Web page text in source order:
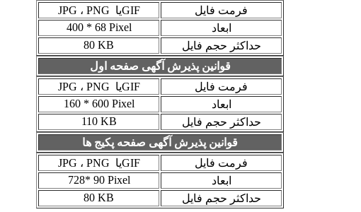
JPG ، PNG یاGIF
فرمت فایل
400 * 68 Pixel
ابعاد
80 KB
حداکثر حجم فایل
قوانین پذیرش آگهی صفحه اول
JPG ، PNG یاGIF
فرمت فایل
160 * 600 Pixel
ابعاد
110 KB
حداکثر حجم فایل
قوانین پذیرش آگهی صفحه پکیج ها
JPG ، PNG یاGIF
فرمت فایل
728* 90 Pixel
ابعاد
80 KB
حداکثر حجم فایل